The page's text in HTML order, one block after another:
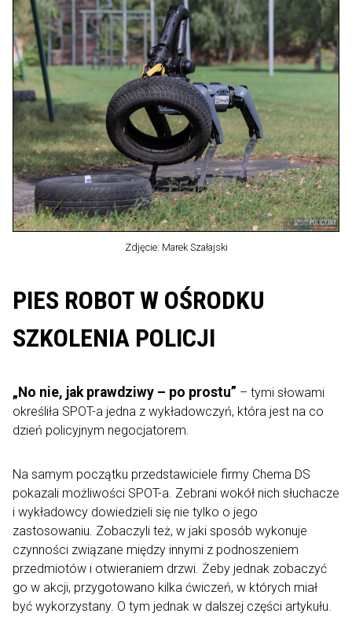
Zdjęcie: Marek Szałajski
PIES ROBOT W OŚRODKU
SZKOLENIA POLICJI
„No nie, jak prawdziwy – po prostu” – tymi słowami
określiła SPOT-a jedna z wykładowczyń, która jest na co
dzień policyjnym negocjatorem.
Na samym początku przedstawiciele firmy Chema DS
pokazali możliwości SPOT-a. Zebrani wokół nich słuchacze
i wykładowcy dowiedzieli się nie tylko o jego
zastosowaniu. Zobaczyli też, w jaki sposób wykonuje
czynności związane między innymi z podnoszeniem
przedmiotów i otwieraniem drzwi. Żeby jednak zobaczyć
go w akcji, przygotowano kilka ćwiczeń, w których miał
być wykorzystany. O tym jednak w dalszej części artykułu.